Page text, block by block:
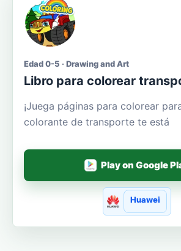
Edad 0-5 · Drawing and Art
Libro para colorear
¡Juega páginas para colorear
colorante de transporte te está
Play on Google
Huawei